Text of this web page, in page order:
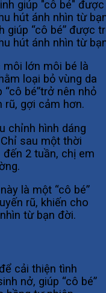
giúp “cô bé” được
hút ánh nhìn từ
lớn môi bé là
loại bỏ vùng da
bé”trở nên nhỏ
rũ, gợi cảm hơn.
chỉnh hình dáng
sau một thời
2 tuần, chị em
là một “cô bé”
rũ, khiến cho
từ bạn đời.
cải thiện tình
nở, giúp “cô bé”